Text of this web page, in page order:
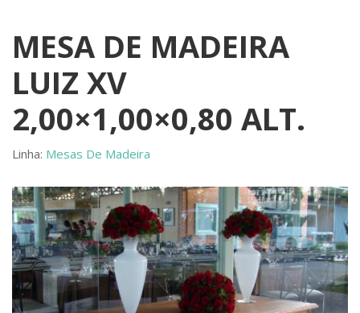
MESA DE MADEIRA
LUIZ XV
2,00×1,00×0,80 ALT.
Linha: Mesas De Madeira